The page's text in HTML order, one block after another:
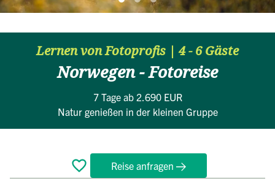
Lernen von Fotoprofis | 4 - 6 Gäste
Norwegen - Fotoreise
7 Tage ab 2.690 EUR
Natur genießen in der kleinen Gruppe
Reise anfragen
ÜberblickReiseverlaufBewertungenTermineFAQ